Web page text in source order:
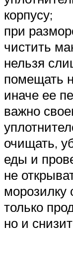
корпусу;
при
чистить
нельзя
помещать
иначе ее
важно
очищать,
еды и
не
морозилку
только
но и